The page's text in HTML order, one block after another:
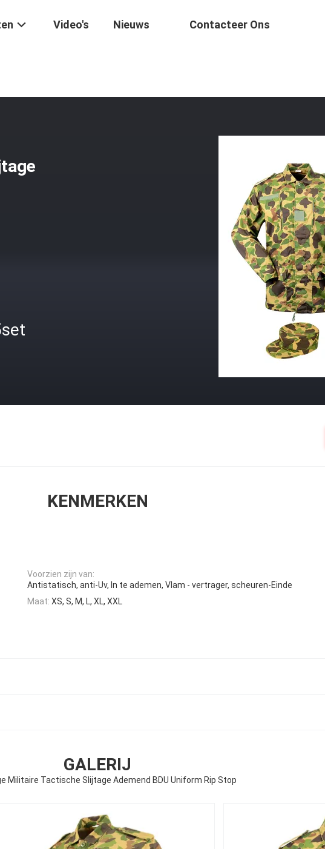
Video's Nieuws Contacteer Ons
KENMERKEN
Voorzien zijn van:
Antistatisch, anti-Uv, In te ademen, Vlam - vertrager, scheuren-Einde
Maat: XS, S, M, L, XL, XXL
GALERIJ
Militaire Tactische Slijtage Ademend BDU Uniform Rip Stop